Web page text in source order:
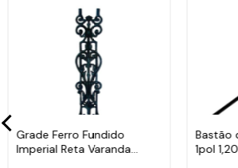
Grade Ferro Fundido
Imperial Reta Varanda
Bastão
1pol